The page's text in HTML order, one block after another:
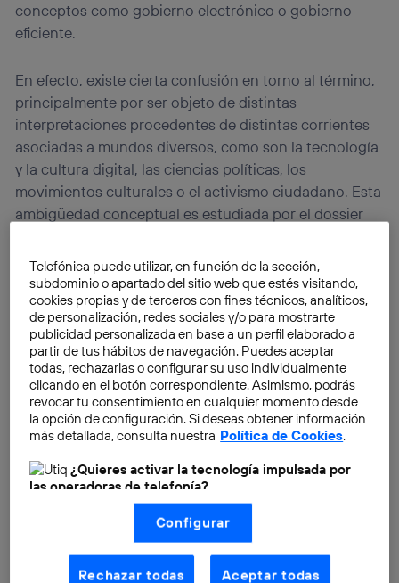
conceptos como gobierno electrónico o gobierno
eficiente.
En efecto, existe cierta confusión en torno al término,
principalmente por ser objeto de distintas
interpretaciones procedentes de distintas corrientes
asociadas a mundos diversos, como son la tecnología
y la cultura digital, las ciencias políticas, los
movimientos culturales o el activismo ciudadano. Esta
ambigüedad conceptual es estudiada por el dossier
Open Government.
Telefónica puede utilizar, en función de la sección,
subdominio o apartado del sitio web que estés visitando,
cookies propias y de terceros con fines técnicos, analíticos,
de personalización, redes sociales y/o para mostrarte
publicidad personalizada en base a un perfil elaborado a
partir de tus hábitos de navegación. Puedes aceptar
todas, rechazarlas o configurar su uso individualmente
clicando en el botón correspondiente. Asimismo, podrás
revocar tu consentimiento en cualquier momento desde
la opción de configuración. Si deseas obtener información
más detallada, consulta nuestra Política de Cookies.
¿Quieres activar la tecnología impulsada por
las operadoras de telefonía?
Nosotros, Telefónica S.A., utilizamos la tecnología Utiq para
realizar nuestras acciones de marketing digital o análisis
(como se describe en este aviso de consentimiento)
basadas en tu navegación en nuestra(s) web(s)
aquí(solo cuando utilizas una conexión a
Configurar
Rechazar todas Aceptar todas